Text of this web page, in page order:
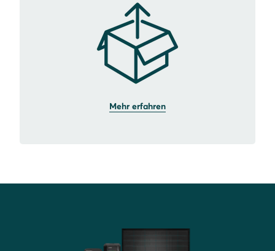
Mehr erfahren